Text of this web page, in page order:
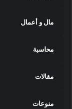
مال و أعمال
محاسبة
مقالات
منوعات